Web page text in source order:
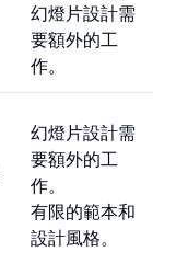
幻燈片設計需
要額外的工
作。
幻燈片設計需
要額外的工
作。
有限的範本和
設計風格。